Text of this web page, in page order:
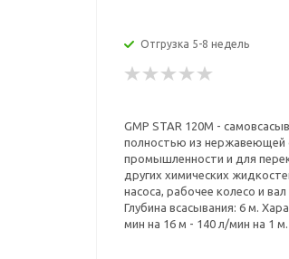
Отгрузка 5-8 недель
GMP STAR 120M -
полностью из нержавеющей
промышленности и для
других химических
насоса, рабочее колесо и
Глубина всасывания: 6 м.
мин на 16 м - 140 л/мин на 1 м.